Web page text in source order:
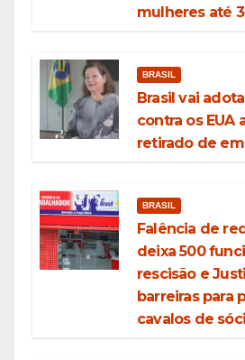
mulheres até
BRASIL
Brasil vai
contra os EUA
retirado de
BRASIL
Falência de
deixa 500
rescisão e
barreiras para
cavalos de